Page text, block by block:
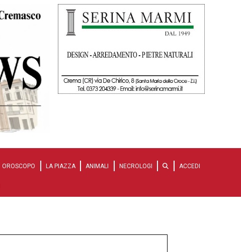
OROSCOPO LA PIAZZA ANIMALI NECROLOGI ACCEDI